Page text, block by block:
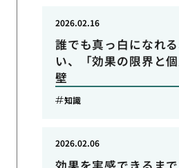
誰でも真っ白になれ
い、「効果の限界と
壁
2026.02.16
知識
2026.02.06